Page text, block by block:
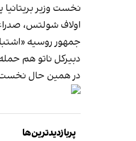
نخست وزیر بریتانیا
اولاف شولتس،
جمهور روسیه
دبیرکل ناتو هم
در همین حال نخست
پربازدیدترین‌ها